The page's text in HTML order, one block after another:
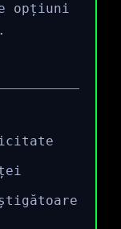
opțiuni